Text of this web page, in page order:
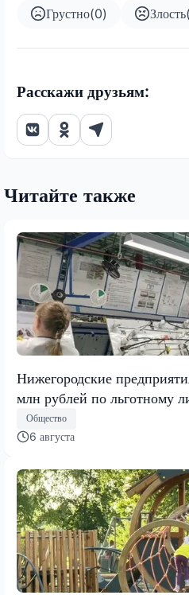
Грустно(0) Злость(
Расскажи друзьям:
Читайте также
Нижегородские
млн рублей по льготному
Общество
6 августа